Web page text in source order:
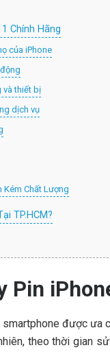
Chính Hãng
của iPhone
và thiết bị
dịch vụ
Kém Chất Lượng
TP.HCM?
Pin
được ưa
theo thời gian